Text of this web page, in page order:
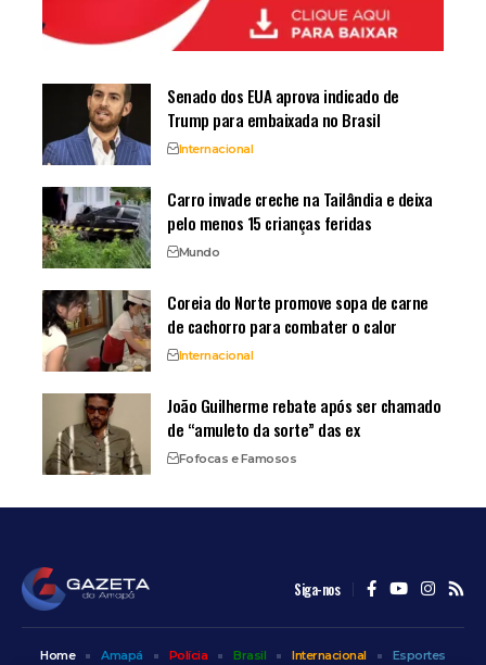
Senado dos EUA aprova indicado de
Trump para embaixada no Brasil
Internacional
Carro invade creche na Tailândia e deixa
pelo menos 15 crianças feridas
Mundo
Coreia do Norte promove sopa de carne
de cachorro para combater o calor
Internacional
João Guilherme rebate após ser chamado
de “amuleto da sorte” das ex
Fofocas e Famosos
Siga-nos
Home Amapá Polícia Brasil Internacional Esportes